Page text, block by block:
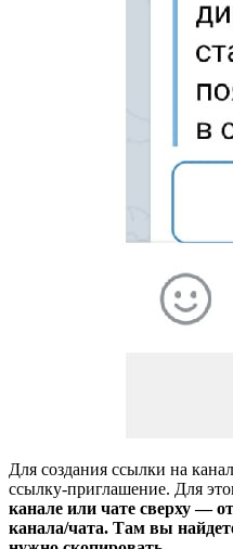
Для создания ссылки на
ссылку-приглашение. Для
канале или чате сверху —
канала/чата. Там вы